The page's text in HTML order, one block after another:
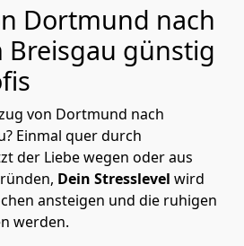
Dortmund nach
Breisgau günstig
von Dortmund nach
Einmal quer durch
der Liebe wegen oder aus
Dein Stresslevel wird
ansteigen und die ruhigen
werden.